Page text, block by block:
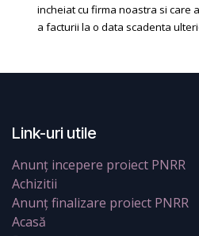
incheiat cu firma noastra si care
a facturii la o data scadenta
Link-uri utile
Anunț incepere proiect PNRR
Achizitii
Anunț finalizare proiect PNRR
Acasă